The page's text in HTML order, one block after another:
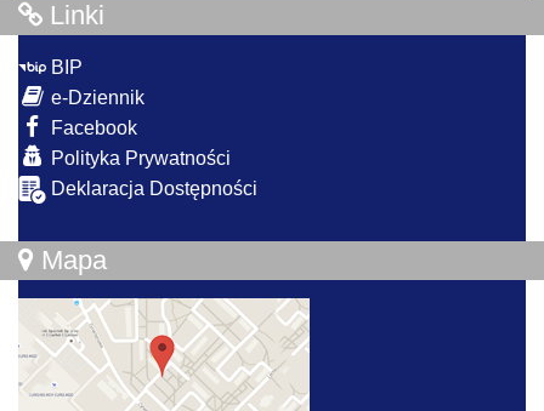
Linki
BIP
e-Dziennik
Facebook
Polityka Prywatności
Deklaracja Dostępności
Mapa